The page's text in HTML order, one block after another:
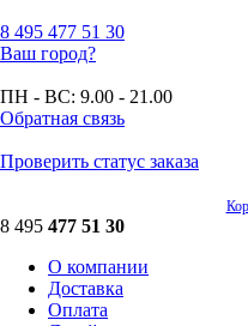
8 495 477 51 30
Ваш город?
ПН - ВС: 9.00 - 21.00
Обратная связь
Проверить статус заказа
8 495 477 51 30
О компании
Доставка
Оплата